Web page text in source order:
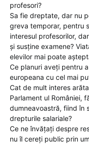
profesori?
Sa fie dreptate, dar nu
greva temporar, pentru
interesul profesorilor,
și susține examene?
elevilor mai poate
Ce planuri aveți pentru
europeana cu cel mai
Cat de mult interes
Parlament ul României,
dumneavoastră, fiind în
drepturile salariale?
Ce ne învățați despre
nu îl cereți public prin